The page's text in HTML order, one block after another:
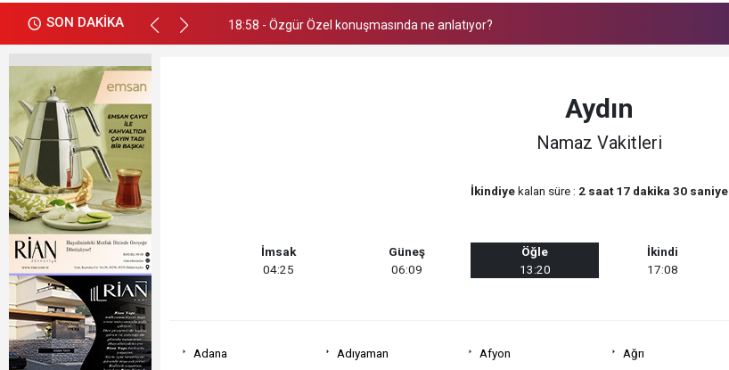
SON DAKİKA 18:58 - Özgür Özel konuşmasında ne anlatıyor?
18:24 - Kemal Kılıçdaroğlu CHP Grup Toplantısı Konuşmasının Tam Metni (Video)
10:42 - Bir Düğünden Festival Alanına Uzanan Dostluk
Aydın
Namaz Vakitleri
İkindiyekalan süre : 2 saat 17 dakika 30 saniye
İmsak
04:25
Güneş
06:09
Öğle
13:20
İkindi
17:08
Adana Adıyaman Afyon Ağrı